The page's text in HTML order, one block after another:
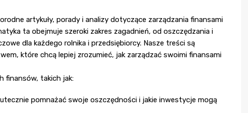
artykuły, porady i analizy dotyczące zarządzania finansami
ta obejmuje szeroki zakres zagadnień, od oszczędzania i
dla każdego rolnika i przedsiębiorcy. Nasze treści są
które chcą lepiej zrozumieć, jak zarządzać swoimi finansami
finansów, takich jak:
pomnażać swoje oszczędności i jakie inwestycje mogą